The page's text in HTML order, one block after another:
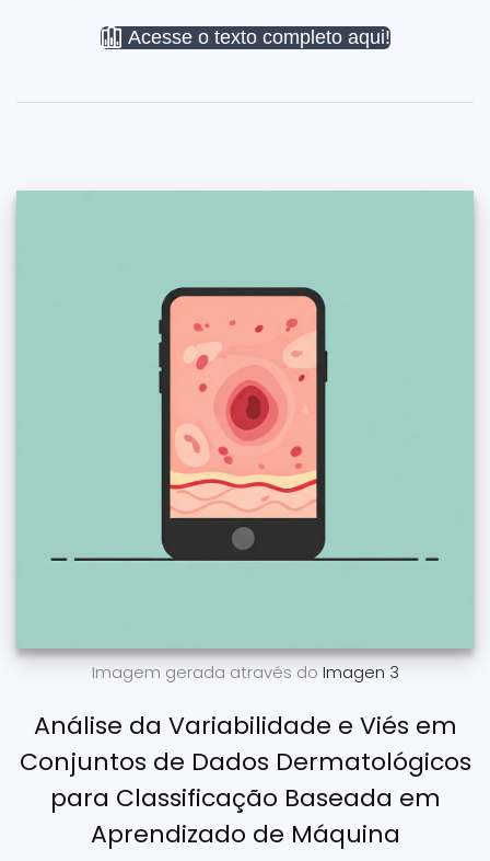
Acesse o texto completo aqui!
Imagem gerada através do Imagen 3
Análise da Variabilidade e Viés em
Conjuntos de Dados Dermatológicos
para Classificação Baseada em
Aprendizado de Máquina